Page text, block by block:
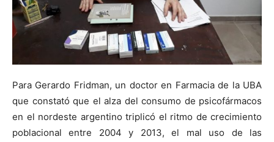
Para Gerardo Fridman, un doctor en Farmacia de la UBA
que constató que el alza del consumo de psicofármacos
en el nordeste argentino triplicó el ritmo de crecimiento
poblacional entre 2004 y 2013, el mal uso de las